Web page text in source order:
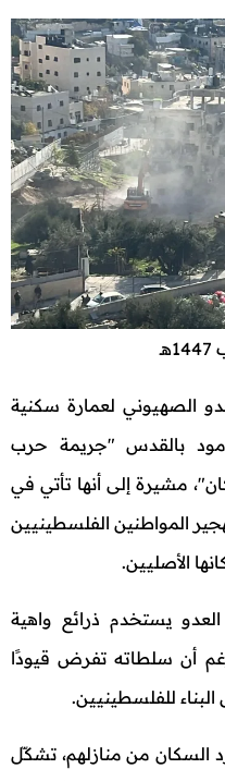
الصهيوني لعمارة سكنية
بالقدس "جريمة حرب
مشيرة إلى أنها تأتي في
المواطنين الفلسطينيين
الأصليين.
يستخدم ذرائع واهية
أن سلطاته تفرض قيودًا
للفلسطينيين.
السكان من منازلهم، تشكّل